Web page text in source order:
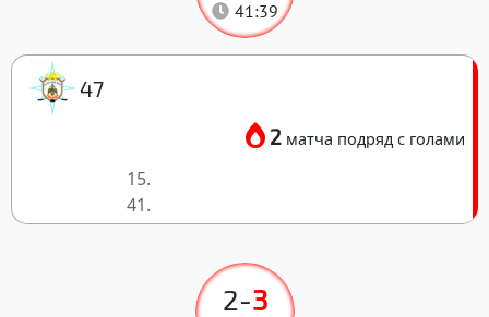
2-3
41:39
47
2 матча подряд с голами
15.
41.